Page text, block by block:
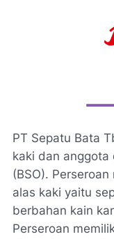
PT Sepatu Bata
kaki dan anggota
(BSO).
alas kaki yaitu
berbahan kain
Perseroan